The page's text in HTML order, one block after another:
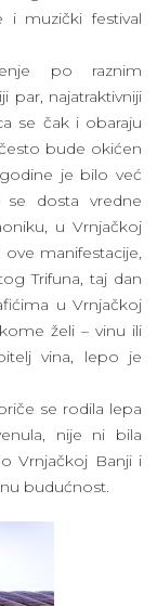
i muzički festival
po raznim
par, najatraktivniji
se čak i obaraju
bude okićen
je bilo već
se dosta vredne
u Vrnjačkoj
ove manifestacije,
Trifuna, taj dan
u Vrnjačkoj
želi – vinu ili
vina, lepo je
se rodila lepa
nije ni bila
Vrnjačkoj Banji i
budućnost.